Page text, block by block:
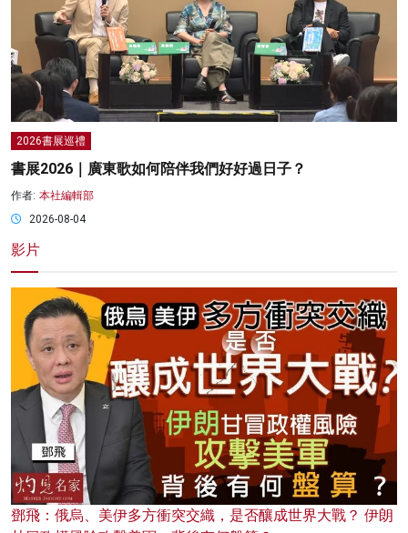
2026書展巡禮
書展2026｜廣東歌如何陪伴我們好好過日子？
作者: 本社編輯部
2026-08-04
影片
鄧飛：俄烏、美伊多方衝突交織，是否釀成世界大戰？ 伊朗